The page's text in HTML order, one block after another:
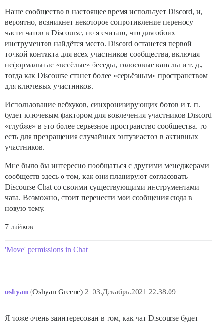
Наше сообщество в настоящее время использует Discord, и,
вероятно, возникнет некоторое сопротивление переносу
части чатов в Discourse, но я считаю, что для обоих
инструментов найдётся место. Discord останется первой
точкой контакта для всех участников сообщества, включая
неформальные «весёлые» беседы, голосовые каналы и т. д.,
тогда как Discourse станет более «серьёзным» пространством
для ключевых участников.
Использование вебхуков, синхронизирующих ботов и т. п.
будет ключевым фактором для вовлечения участников Discord
«глубже» в это более серьёзное пространство сообщества, то
есть для превращения случайных энтузиастов в активных
участников.
Мне было бы интересно пообщаться с другими менеджерами
сообществ здесь о том, как они планируют согласовать
Discourse Chat со своими существующими инструментами
чата. Возможно, стоит перенести мои сообщения сюда в
новую тему.
7 лайков
'Move' permissions in Chat
oshyan (Oshyan Greene) 03.Декабрь.2021 22:38:09
2
Я тоже очень заинтересован в том, как чат Discourse будет